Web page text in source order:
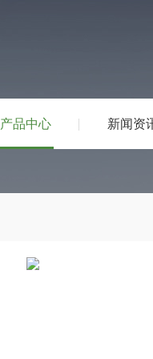
产品中心 新闻资